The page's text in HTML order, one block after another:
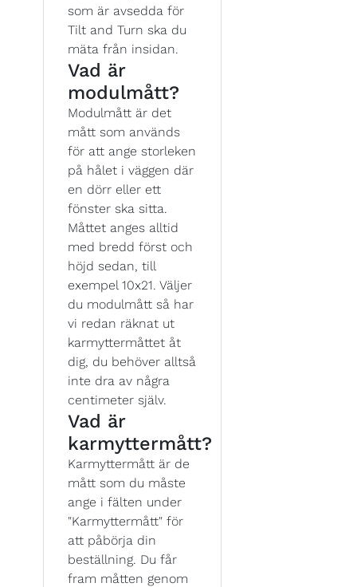
som är avsedda för
Tilt and Turn ska du
mäta från insidan.
Vad är
modulmått?
Modulmått är det
mått som används
för att ange storleken
på hålet i väggen där
en dörr eller ett
fönster ska sitta.
Måttet anges alltid
med bredd först och
höjd sedan, till
exempel 10x21. Väljer
du modulmått så har
vi redan räknat ut
karmyttermåttet åt
dig, du behöver alltså
inte dra av några
centimeter själv.
Vad är
karmyttermått?
Karmyttermått är de
mått som du måste
ange i fälten under
"Karmyttermått" för
att påbörja din
beställning. Du får
fram måtten genom